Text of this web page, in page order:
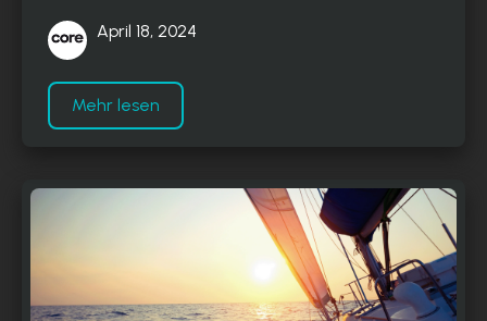
April 18, 2024
Mehr lesen